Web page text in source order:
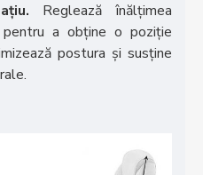
Reglează înălțimea
a obține o poziție
postura și susține